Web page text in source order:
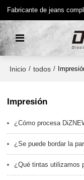
Fabricante de jeans
Inicio / todos /
Impresión
¿Cómo procesa
¿Se puede bordar la